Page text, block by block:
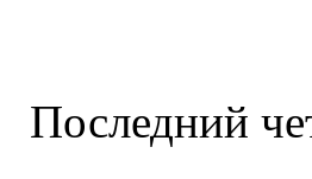
Последний